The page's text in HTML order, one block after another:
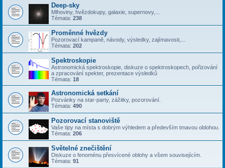
Deep-sky
Mlhoviny, hvězdokupy, galaxie, supernovy,...
Témata: 238
Proměnné hvězdy
Pozorovací kampaně, návody, výsledky, zajímavosti,...
Témata: 202
Spektroskopie
Astronomická spektroskopie, diskuze o spektroskopech, pořizování
a zpracování spekter, prezentace výsledků
Témata: 18
Astronomická setkání
Pozvánky na star-party, zážitky, pozorování.
Témata: 490
Pozorovací stanoviště
Vaše tipy na místa s dobrým výhledem a především tmavou oblohou.
Témata: 206
Světelné znečištění
Diskuze o fenoménu přesvícené oblohy a všem souvisejícím.
Témata: 91